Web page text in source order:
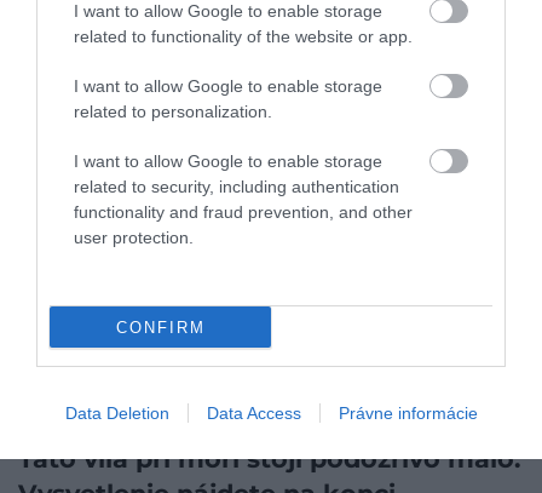
I want to allow Google to enable storage
related to functionality of the website or app.
I want to allow Google to enable storage
related to personalization.
I want to allow Google to enable storage
related to security, including authentication
functionality and fraud prevention, and other
user protection.
CONFIRM
Data Deletion Data Access Právne informácie
Táto vila pri mori stojí podozrivo málo.